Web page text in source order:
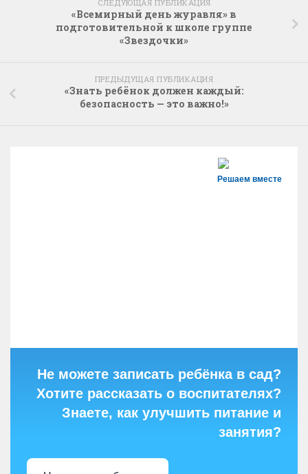
СЛЕДУЮЩАЯ ПУБЛИКАЦИЯ
«Всемирный день журавля» в
подготовительной к школе группе
«Звездочки»
ПРЕДЫДУЩАЯ ПУБЛИКАЦИЯ
«Знать ребёнок должен каждый:
безопасность — это важно!»
Решаем вместе
Не можете записать ребёнка в сад?
Хотите рассказать о воспитателях?
Знаете, как улучшить питание и
занятия?